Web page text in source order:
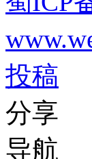
投稿
分享
导航